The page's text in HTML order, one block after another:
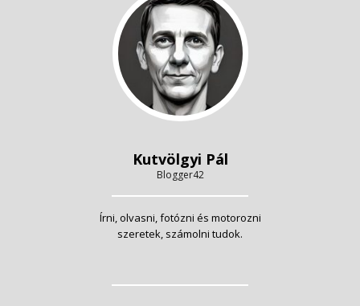
Kutvölgyi Pál
Blogger42
Írni, olvasni, fotózni és motorozni
szeretek, számolni tudok.